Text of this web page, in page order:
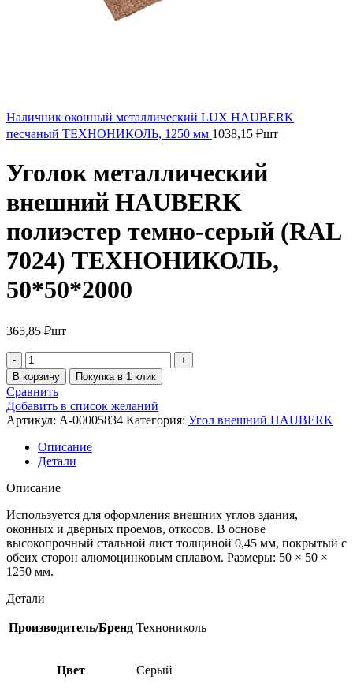
Наличник оконный металлический LUX HAUBERK
песчаный ТЕХНОНИКОЛЬ, 1250 мм 1038,15 ₽шт
Уголок металлический
внешний HAUBERK
полиэстер темно-серый (RAL
7024) ТЕХНОНИКОЛЬ,
50*50*2000
365,85 ₽шт
В корзину Покупка в 1 клик
Сравнить
Добавить в список желаний
Артикул: A-00005834 Категория: Угол внешний HAUBERK
Описание
Детали
Описание
Используется для оформления внешних углов здания,
оконных и дверных проемов, откосов. В основе
высокопрочный стальной лист толщиной 0,45 мм, покрытый с
обеих сторон алюмоцинковым сплавом. Размеры: 50 × 50 ×
1250 мм.
Детали
Производитель/Бренд Технониколь
Цвет Серый